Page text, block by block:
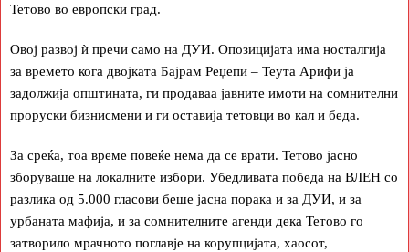
Тетово во европски град.
Овој развој ѝ пречи само на ДУИ. Опозицијата има носталгија
за времето кога двојката Бајрам Реџепи – Теута Арифи ја
задолжија општината, ги продаваа јавните имоти на сомнителни
проруски бизнисмени и ги оставија тетовци во кал и беда.
За среќа, тоа време повеќе нема да се врати. Тетово јасно
зборуваше на локалните избори. Убедливата победа на ВЛЕН со
разлика од 5.000 гласови беше јасна порака и за ДУИ, и за
урбаната мафија, и за сомнителните агенди дека Тетово го
затворило мрачното поглавје на корупцијата, хаосот,